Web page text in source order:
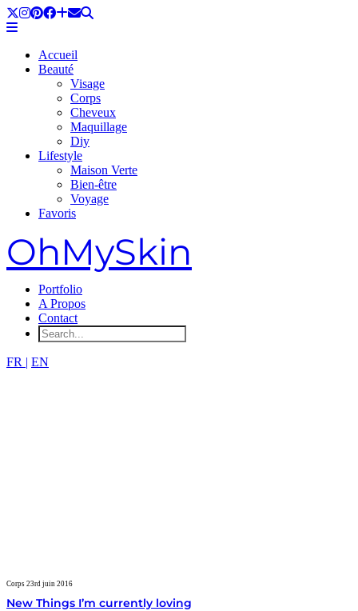
Accueil
Beauté
Visage
Corps
Cheveux
Maquillage
Diy
Lifestyle
Maison Verte
Bien-être
Voyage
Favoris
OhMySkin
Portfolio
A Propos
Contact
FR | EN
Corps 23rd juin 2016
New Things I’m currently loving